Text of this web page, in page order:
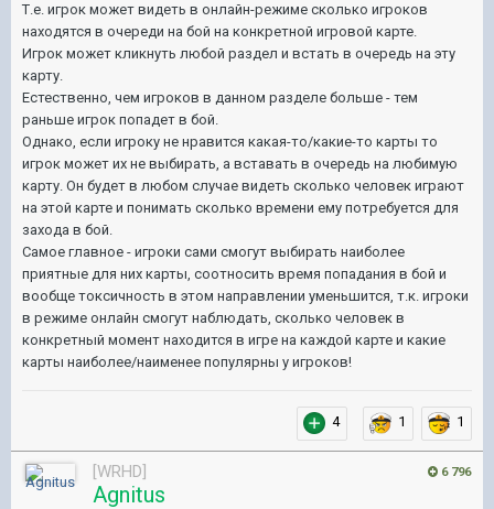
Т.е. игрок может видеть в онлайн-режиме сколько игроков
находятся в очереди на бой на конкретной игровой карте.
Игрок может кликнуть любой раздел и встать в очередь на эту
карту.
Естественно, чем игроков в данном разделе больше - тем
раньше игрок попадет в бой.
Однако, если игроку не нравится какая-то/какие-то карты то
игрок может их не выбирать, а вставать в очередь на любимую
карту. Он будет в любом случае видеть сколько человек играют
на этой карте и понимать сколько времени ему потребуется для
захода в бой.
Самое главное - игроки сами смогут выбирать наиболее
приятные для них карты, соотносить время попадания в бой и
вообще токсичность в этом направлении уменьшится, т.к. игроки
в режиме онлайн смогут наблюдать, сколько человек в
конкретный момент находится в игре на каждой карте и какие
карты наиболее/наименее популярны у игроков!
4 1 1
6 796
[WRHD]
Agnitus